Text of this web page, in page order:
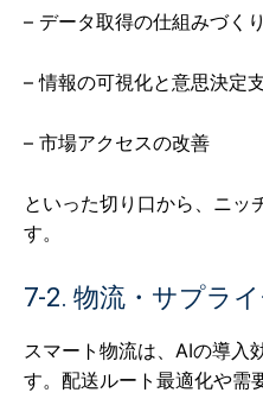
– データ取得の仕組みづくり
– 情報の可視化と意思決定
– 市場アクセスの改善
といった切り口から、ニッ
す。
7-2. 物流・サプラ
スマート物流は、AIの導入
す。配送ルート最適化や需